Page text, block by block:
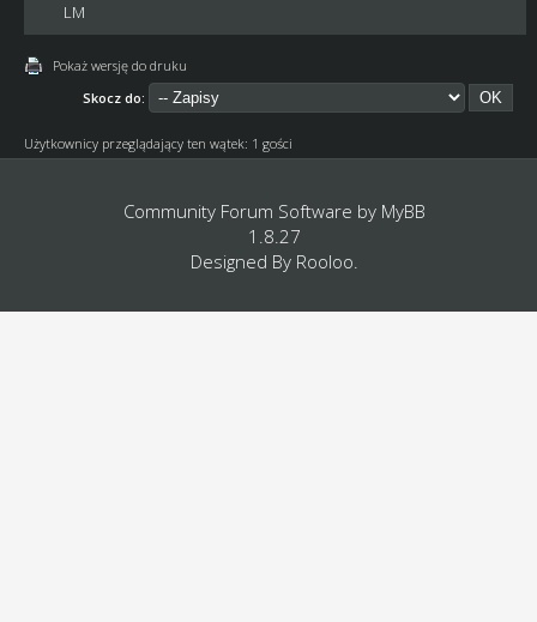
LM
Pokaż wersję do druku
Skocz do:
Użytkownicy przeglądający ten wątek: 1 gości
Community Forum Software by MyBB
1.8.27
Designed By Rooloo.